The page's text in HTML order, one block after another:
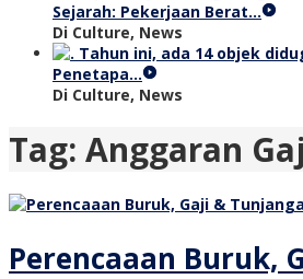
Sejarah: Pekerjaan Berat…
Di Culture, News
Penetapa…
Di Culture, News
Tag: Anggaran
Perencaaan Buruk,